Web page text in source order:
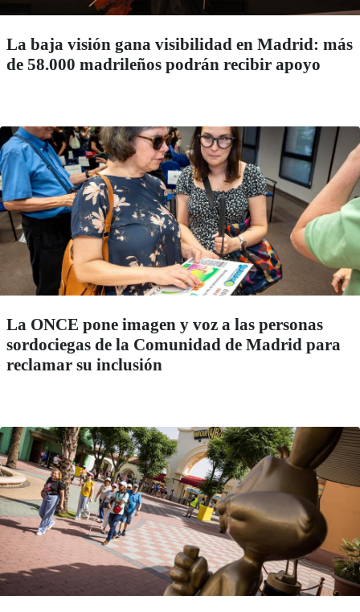
La baja visión gana visibilidad en Madrid: más
de 58.000 madrileños podrán recibir apoyo
La ONCE pone imagen y voz a las personas
sordociegas de la Comunidad de Madrid para
reclamar su inclusión